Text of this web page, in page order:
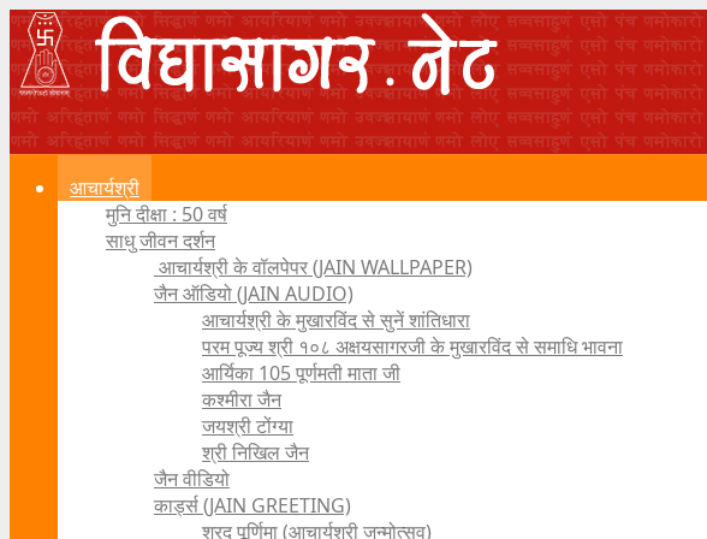
आचार्यश्री
मुनि दीक्षा : 50 वर्ष
साधु जीवन दर्शन
आचार्यश्री के वॉलपेपर (JAIN WALLPAPER)
जैन ऑडियो (JAIN AUDIO)
आचार्यश्री के मुखारविंद से सुनें शांतिधारा
परम पूज्य श्री १०८ अक्षयसागरजी के मुखारविंद से समाधि भावना
आर्यिका 105 पूर्णमती माता जी
कश्मीरा जैन
जयश्री टोंग्या
श्री निखिल जैन
जैन वीडियो
कार्ड्स (JAIN GREETING)
शरद पूर्णिमा (आचार्यश्री जन्मोत्सव)